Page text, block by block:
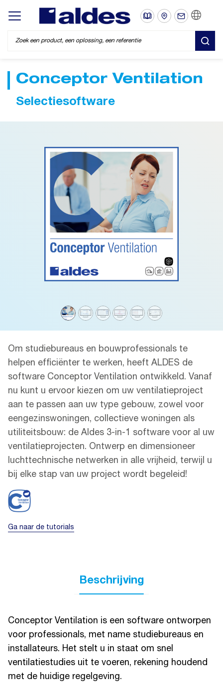
Display/hide main menu
Conceptor Ventilation
Selectiesoftware
Om studiebureaus en bouwprofessionals te
helpen efficiënter te werken, heeft ALDES de
software Conceptor Ventilation ontwikkeld. Vanaf
nu kunt u ervoor kiezen om uw ventilatieproject
aan te passen aan uw type gebouw, zowel voor
eengezinswoningen, collectieve woningen als
utiliteitsbouw: de Aldes 3-in-1 software voor al uw
ventilatieprojecten. Ontwerp en dimensioneer
luchttechnische netwerken in alle vrijheid, terwijl u
bij elke stap van uw project wordt begeleid!
Ga naar de tutorials
Beschrijving
Conceptor Ventilation is een software ontworpen
voor professionals, met name studiebureaus en
installateurs. Het stelt u in staat om snel
ventilatiestudies uit te voeren, rekening houdend
met de huidige regelgeving.